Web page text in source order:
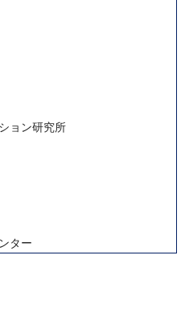
ョン研究所
ター